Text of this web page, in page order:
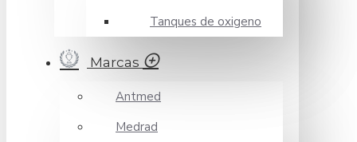
Tanques de oxigeno
Marcas
Antmed
Medrad